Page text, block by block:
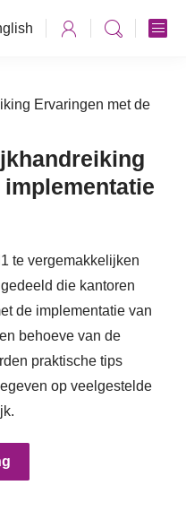
Ervaringen met de
te vergemakkelijken
die kantoren
de implementatie van
behoeve van de
praktische tips
op veelgestelde